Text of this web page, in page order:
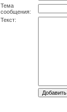
Тема
сообщения:
Текст: